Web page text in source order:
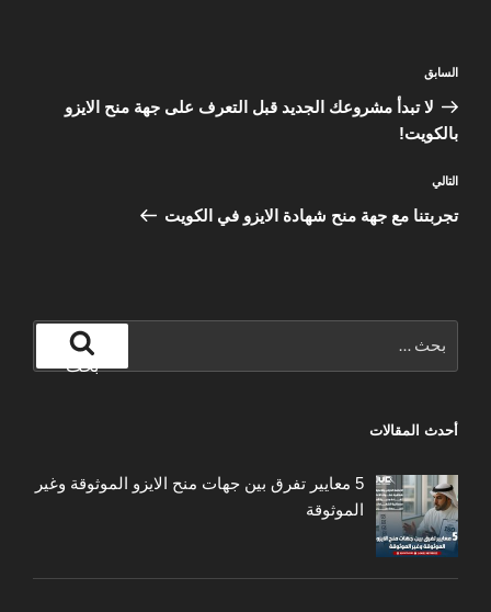
المقالات
المقالة
السابقة
السابق
لا تبدأ مشروعك الجديد قبل التعرف على جهة منح الايزو
بالكويت!
المقالة
التالية
التالي
تجربتنا مع جهة منح شهادة الايزو في الكويت
عن:
بحث
أحدث المقالات
5 معايير تفرق بين جهات منح الايزو الموثوقة وغير
الموثوقة